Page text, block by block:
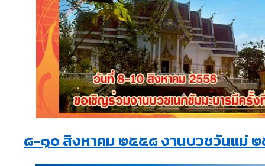
๘-๑๐ สิงหาคม ๒๕๕๘ งานบวชวันแม่